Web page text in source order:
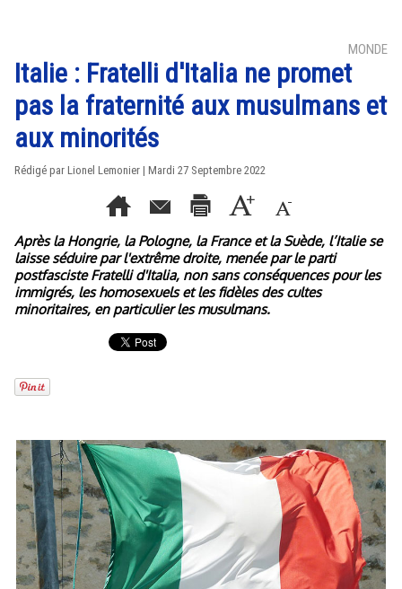
MONDE
Italie : Fratelli d'Italia ne promet
pas la fraternité aux musulmans et
aux minorités
Rédigé par Lionel Lemonier | Mardi 27 Septembre 2022
Après la Hongrie, la Pologne, la France et la Suède, l’Italie se
laisse séduire par l'extrême droite, menée par le parti
postfasciste Fratelli d'Italia, non sans conséquences pour les
immigrés, les homosexuels et les fidèles des cultes
minoritaires, en particulier les musulmans.